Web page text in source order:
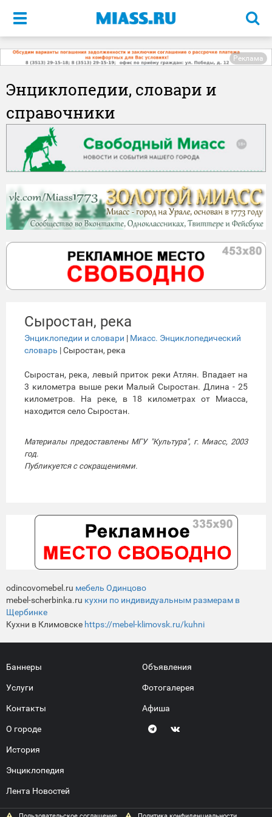
Меню
Реклама
Энциклопедии, словари и
справочники
Сыростан, река
Энциклопедии и словари | Миасс. Энциклопедический
словарь | Сыростан, река
Сыростан, река, левый приток реки Атлян. Впадает на
3 километра выше реки Малый Сыростан. Длина - 25
километров. На реке, в 18 километрах от Миасса,
находится село Сыростан.
Материалы предоставлены МГУ "Культура", г. Миасс, 2003
год.
Публикуется с сокращениями.
odincovomebel.ru мебель Одинцово
mebel-scherbinka.ru кухни по индивидуальным размерам в
Щербинке
Кухни в Климовске https://mebel-klimovsk.ru/kuhni
Баннеры
Услуги
Контакты
О городе
История
Энциклопедия
Лента Новостей
Объявления
Фотогалерея
Афиша